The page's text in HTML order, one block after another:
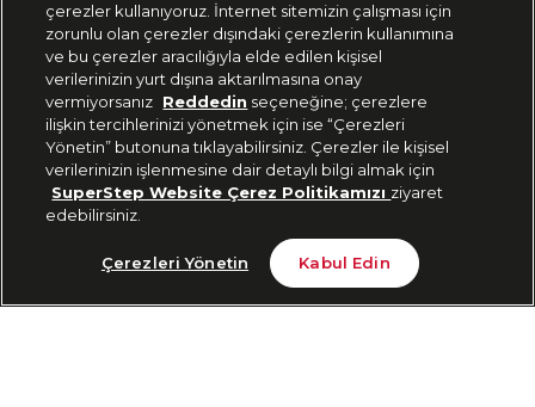
Tükendi
Uygulamadan Takip Edin
Bizi Takip Edin
çerezler kullanıyoruz. İnternet sitemizin çalışması için
zorunlu olan çerezler dışındaki çerezlerin kullanımına
ve bu çerezler aracılığıyla elde edilen kişisel
verilerinizin yurt dışına aktarılmasına onay
vermiyorsanız Reddedin seçeneğine; çerezlere
ilişkin tercihlerinizi yönetmek için ise “Çerezleri
Yönetin” butonuna tıklayabilirsiniz. Çerezler ile kişisel
verilerinizin işlenmesine dair detaylı bilgi almak için
SuperStep Website Çerez Politikamızı ziyaret
edebilirsiniz.
Çerezleri Yönetin Kabul Edin